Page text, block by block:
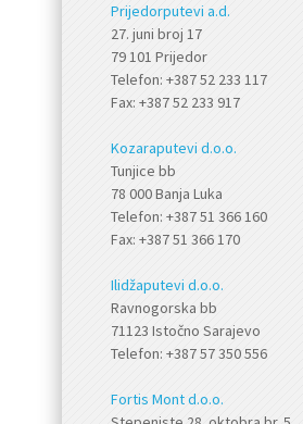
Prijedorputevi a.d.
27. juni broj 17
79 101 Prijedor
Telefon: +387 52 233 117
Fax: +387 52 233 917
Kozaraputevi d.o.o.
Tunjice bb
78 000 Banja Luka
Telefon: +387 51 366 160
Fax: +387 51 366 170
Ilidžaputevi d.o.o.
Ravnogorska bb
71123 Istočno Sarajevo
Telefon: +387 57 350 556
Fortis Mont d.o.o.